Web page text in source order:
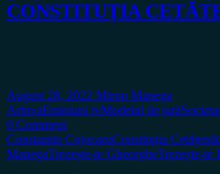
CONSTITUȚIA
August 28, 2022 Miron Manega
ArhivaEmisiuni tvModelul de țară
0 Comment
Constantin CojocaruConstituția
ManegaTrezește-te GheorgheTrezește-te